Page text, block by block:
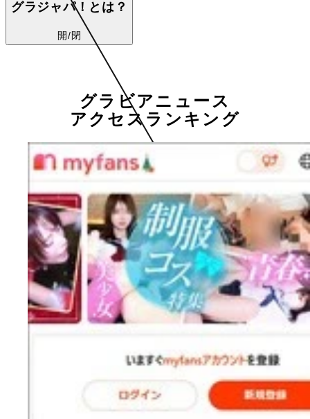
グラジャパ！とは？
開/閉
グラビアニュース
アクセスランキング